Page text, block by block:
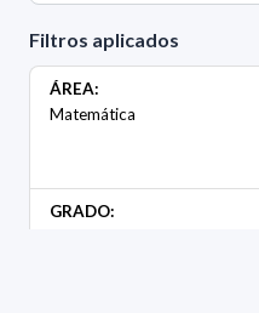
Filtros aplicados
ÁREA:
Matemática
GRADO: